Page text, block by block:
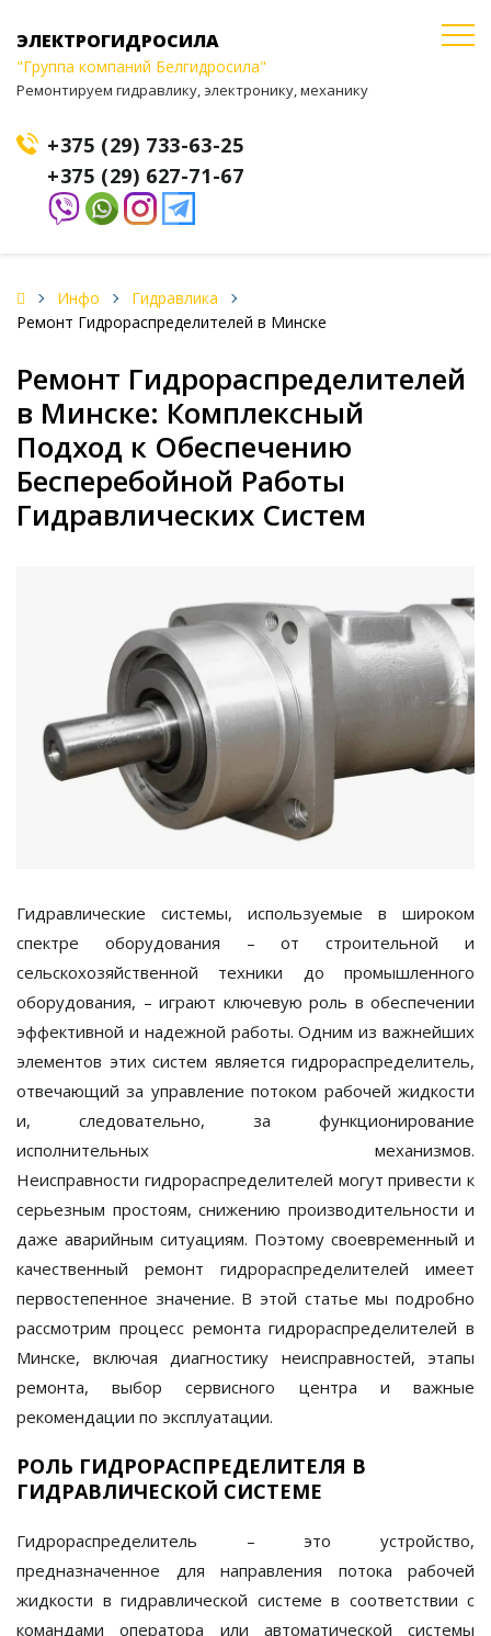
ЭЛЕКТРОГИДРОСИЛА
"Группа компаний Белгидросила"
Ремонтируем гидравлику, электронику, механику
+375 (29) 733-63-25
+375 (29) 627-71-67
Инфо
Гидравлика
Ремонт Гидрораспределителей в Минске
Ремонт Гидрораспределителей
в Минске: Комплексный
Подход к Обеспечению
Бесперебойной Работы
Гидравлических Систем
Гидравлические системы, используемые в широком
спектре оборудования – от строительной и
сельскохозяйственной техники до промышленного
оборудования, – играют ключевую роль в обеспечении
эффективной и надежной работы. Одним из важнейших
элементов этих систем является гидрораспределитель,
отвечающий за управление потоком рабочей жидкости
и, следовательно, за функционирование
исполнительных механизмов.
Неисправности гидрораспределителей могут привести к
серьезным простоям, снижению производительности и
даже аварийным ситуациям. Поэтому своевременный и
качественный ремонт гидрораспределителей имеет
первостепенное значение. В этой статье мы подробно
рассмотрим процесс ремонта гидрораспределителей в
Минске, включая диагностику неисправностей, этапы
ремонта, выбор сервисного центра и важные
рекомендации по эксплуатации.
РОЛЬ ГИДРОРАСПРЕДЕЛИТЕЛЯ В
ГИДРАВЛИЧЕСКОЙ СИСТЕМЕ
Гидрораспределитель – это устройство,
предназначенное для направления потока рабочей
жидкости в гидравлической системе в соответствии с
командами оператора или автоматической системы